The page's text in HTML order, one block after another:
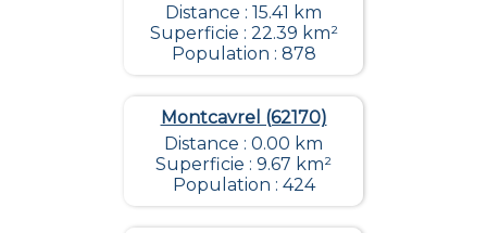
Distance : 15.41 km
Superficie : 22.39 km²
Population : 878
Montcavrel (62170)
Distance : 0.00 km
Superficie : 9.67 km²
Population : 424